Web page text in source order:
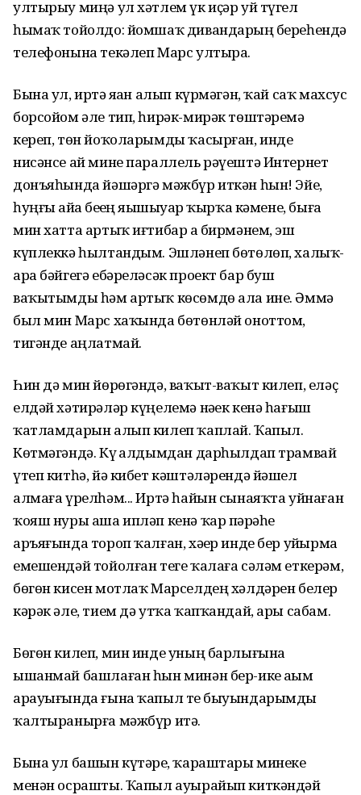
ултырыу миңә ул хәтлем үк иҫәр уй түгел
һымаҡ тойолдо: йомшаҡ дивандарҙың береһендә
телефонына текәлеп Марс ултыра.
Бына ул, иртә яҙҙан алып күрмәгән, ҡай саҡ махсус
борсойом әле тип, һирәк-мирәк төштәремә
кереп, төн йоҡоларымды ҡасырған, инде
нисәнсе ай мине параллель рәүештә Интернет
донъяһында йәшәргә мәжбүр иткән һын! Эйе,
һуңғы айҙа беҙҙең яҙышыуҙар ҡырҡа кәмене, быға
мин хатта артыҡ иғтибар ҙа бирмәнем, эш
күплеккә һылтандым. Эшләнеп бөтөлөп, халыҡ-
ара бәйгегә ебәреләсәк проект бар буш
ваҡытымды һәм артыҡ көсөмдө ала ине. Әммә
был мин Марс хаҡында бөтөнләй оноттом,
тигәнде аңлатмай.
Һин дә мин йөрөгәндә, ваҡыт-ваҡыт килеп, еләҫ
елдәй хәтирәләр күңелемә нәҙек кенә һағыш
ҡатламдарын алып килеп ҡаплай. Ҡапыл.
Көтмәгәндә. Күҙ алдымдан дарһылдап трамвай
үтеп китһә, йә кибет кәштәләрендә йәшел
алмаға үрелһәм... Иртә һайын сынаяҡта уйнаған
ҡояш нуры аша ипләп кенә ҡар пәҙрәһе
аръяғында тороп ҡалған, хәҙер инде бер уйҙырма
емешендәй тойолған теге ҡалаға сәләм еткерәм,
бөгөн кисен мотлаҡ Марселдең хәлдәрен белер
кәрәк әле, тием дә утҡа ҡапҡандай, ары сабам.
Бөгөн килеп, мин инде уның барлығына
ышанмай башлаған һын минән бер-ике аҙым
арауығында ғына ҡапыл теҙ быуындарымды
ҡалтыранырға мәжбүр итә.
Бына ул башын күтәрҙе, ҡараштары минеке
менән осрашты. Ҡапыл ауырайып киткәндәй